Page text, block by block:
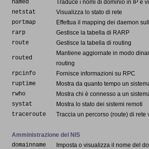
named
Traduce i nomi di dominio in IP e
netstat
Visualizza lo stato di rete
portmap
Effettua il mapping dei daemon
rarp
Gestisce la tabella di RARP
route
Gestisce la tabella di routing
routed
Mantiene aggiornate in modo
routing
rpcinfo
Fornisce informazioni su RPC
ruptime
Mostra da quanto tempo un
rwho
Mostra chi è connesso a un
systat
Mostra lo stato dei sistemi remoti
traceroute
Traccia un percorso (route) di rete
Amministrazione del NIS
domainname
Imposta o visualizza il nome del